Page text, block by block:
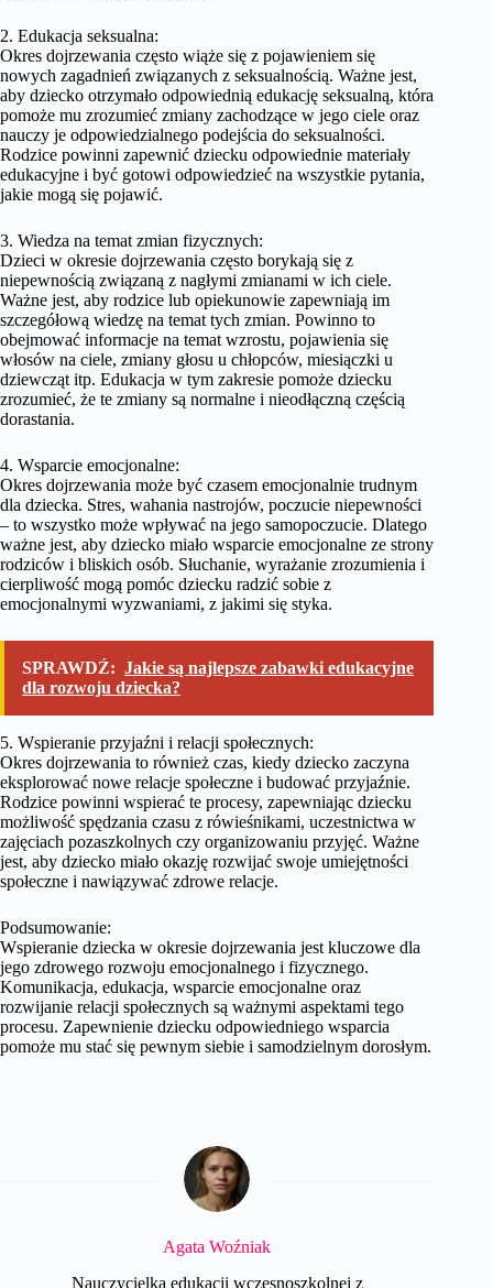
2. Edukacja seksualna:
Okres dojrzewania często wiąże się z pojawieniem się
nowych zagadnień związanych z seksualnością. Ważne jest,
aby dziecko otrzymało odpowiednią edukację seksualną, która
pomoże mu zrozumieć zmiany zachodzące w jego ciele oraz
nauczy je odpowiedzialnego podejścia do seksualności.
Rodzice powinni zapewnić dziecku odpowiednie materiały
edukacyjne i być gotowi odpowiedzieć na wszystkie pytania,
jakie mogą się pojawić.
3. Wiedza na temat zmian fizycznych:
Dzieci w okresie dojrzewania często borykają się z
niepewnością związaną z nagłymi zmianami w ich ciele.
Ważne jest, aby rodzice lub opiekunowie zapewniają im
szczegółową wiedzę na temat tych zmian. Powinno to
obejmować informacje na temat wzrostu, pojawienia się
włosów na ciele, zmiany głosu u chłopców, miesiączki u
dziewcząt itp. Edukacja w tym zakresie pomoże dziecku
zrozumieć, że te zmiany są normalne i nieodłączną częścią
dorastania.
4. Wsparcie emocjonalne:
Okres dojrzewania może być czasem emocjonalnie trudnym
dla dziecka. Stres, wahania nastrojów, poczucie niepewności
– to wszystko może wpływać na jego samopoczucie. Dlatego
ważne jest, aby dziecko miało wsparcie emocjonalne ze strony
rodziców i bliskich osób. Słuchanie, wyrażanie zrozumienia i
cierpliwość mogą pomóc dziecku radzić sobie z
emocjonalnymi wyzwaniami, z jakimi się styka.
SPRAWDŹ: Jakie są najlepsze zabawki edukacyjne
dla rozwoju dziecka?
5. Wspieranie przyjaźni i relacji społecznych:
Okres dojrzewania to również czas, kiedy dziecko zaczyna
eksplorować nowe relacje społeczne i budować przyjaźnie.
Rodzice powinni wspierać te procesy, zapewniając dziecku
możliwość spędzania czasu z rówieśnikami, uczestnictwa w
zajęciach pozaszkolnych czy organizowaniu przyjęć. Ważne
jest, aby dziecko miało okazję rozwijać swoje umiejętności
społeczne i nawiązywać zdrowe relacje.
Podsumowanie:
Wspieranie dziecka w okresie dojrzewania jest kluczowe dla
jego zdrowego rozwoju emocjonalnego i fizycznego.
Komunikacja, edukacja, wsparcie emocjonalne oraz
rozwijanie relacji społecznych są ważnymi aspektami tego
procesu. Zapewnienie dziecku odpowiedniego wsparcia
pomoże mu stać się pewnym siebie i samodzielnym dorosłym.
Agata Woźniak
Nauczycielka edukacji wczesnoszkolnej z